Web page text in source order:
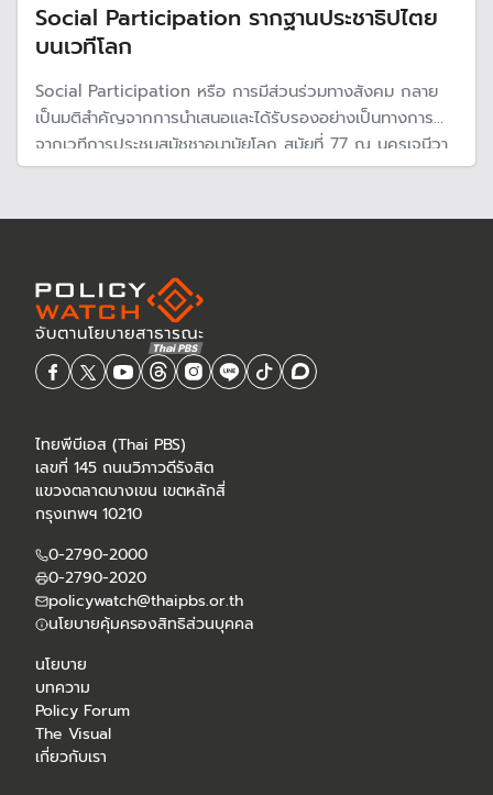
Social Participation รากฐานประชาธิปไตย
บนเวทีโลก
Social Participation หรือ การมีส่วนร่วมทางสังคม กลาย
เป็นมติสำคัญจากการนำเสนอและได้รับรองอย่างเป็นทางการ
จากเวทีการประชุมสมัชชาอนามัยโลก สมัยที่ 77 ณ นครเจนีวา
สมาพันธรัฐสวิส ถือเป็นอีกก้าวสำคัญในการขับเคลื่อนรากฐาน
ไทยพีบีเอส (Thai PBS)
เลขที่ 145 ถนนวิภาวดีรังสิต
แขวงตลาดบางเขน เขตหลักสี่
กรุงเทพฯ 10210
0-2790-2000
0-2790-2020
policywatch@thaipbs.or.th
นโยบายคุ้มครองสิทธิส่วนบุคคล
นโยบาย
บทความ
Policy Forum
The Visual
เกี่ยวกับเรา